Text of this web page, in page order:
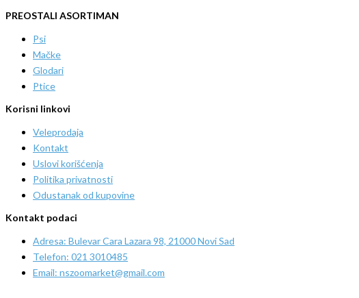
PREOSTALI ASORTIMAN
Psi
Mačke
Glodari
Ptice
Korisni linkovi
Veleprodaja
Kontakt
Uslovi korišćenja
Politika privatnosti
Odustanak od kupovine
Kontakt podaci
Adresa: Bulevar Cara Lazara 98, 21000 Novi Sad
Telefon: 021 3010485
Email: nszoomarket@gmail.com